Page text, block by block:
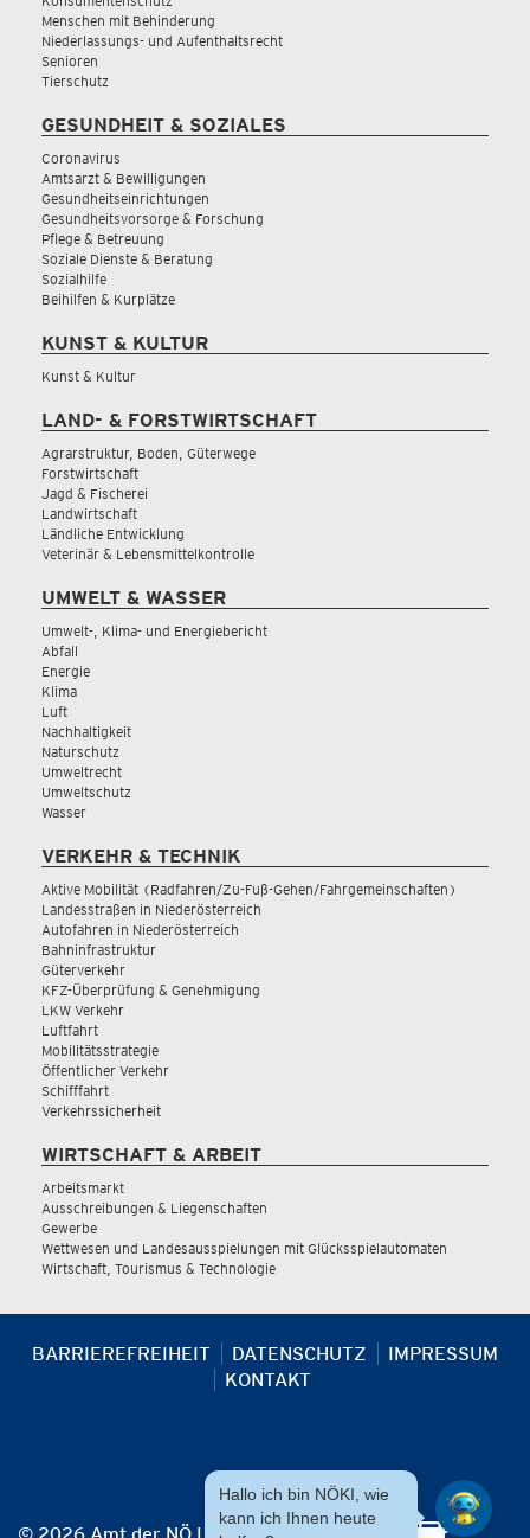
Menschen mit Behinderung
Niederlassungs- und Aufenthaltsrecht
Senioren
Tierschutz
GESUNDHEIT & SOZIALES
Coronavirus
Amtsarzt & Bewilligungen
Gesundheitseinrichtungen
Gesundheitsvorsorge & Forschung
Pflege & Betreuung
Soziale Dienste & Beratung
Sozialhilfe
Beihilfen & Kurplätze
KUNST & KULTUR
Kunst & Kultur
LAND- & FORSTWIRTSCHAFT
Agrarstruktur, Boden, Güterwege
Forstwirtschaft
Jagd & Fischerei
Landwirtschaft
Ländliche Entwicklung
Veterinär & Lebensmittelkontrolle
UMWELT & WASSER
Umwelt-, Klima- und Energiebericht
Abfall
Energie
Klima
Luft
Nachhaltigkeit
Naturschutz
Umweltrecht
Umweltschutz
Wasser
VERKEHR & TECHNIK
Aktive Mobilität (Radfahren/Zu-Fuß-Gehen/Fahrgemeinschaften)
Landesstraßen in Niederösterreich
Autofahren in Niederösterreich
Bahninfrastruktur
Güterverkehr
KFZ-Überprüfung & Genehmigung
LKW Verkehr
Luftfahrt
Mobilitätsstrategie
Öffentlicher Verkehr
Schifffahrt
Verkehrssicherheit
WIRTSCHAFT & ARBEIT
Arbeitsmarkt
Ausschreibungen & Liegenschaften
Gewerbe
Wettwesen und Landesausspielungen mit Glücksspielautomaten
Wirtschaft, Tourismus & Technologie
BARRIEREFREIHEIT DATENSCHUTZ
IMPRESSUM
KONTAKT
Hallo ich bin NÖKI, wie
kann ich Ihnen heute